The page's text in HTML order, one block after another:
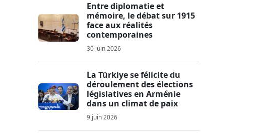
Entre diplomatie et
mémoire, le débat sur 1915
face aux réalités
contemporaines
30 juin 2026
La Türkiye se félicite du
déroulement des élections
législatives en Arménie
dans un climat de paix
9 juin 2026